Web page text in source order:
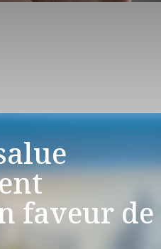
faveur de